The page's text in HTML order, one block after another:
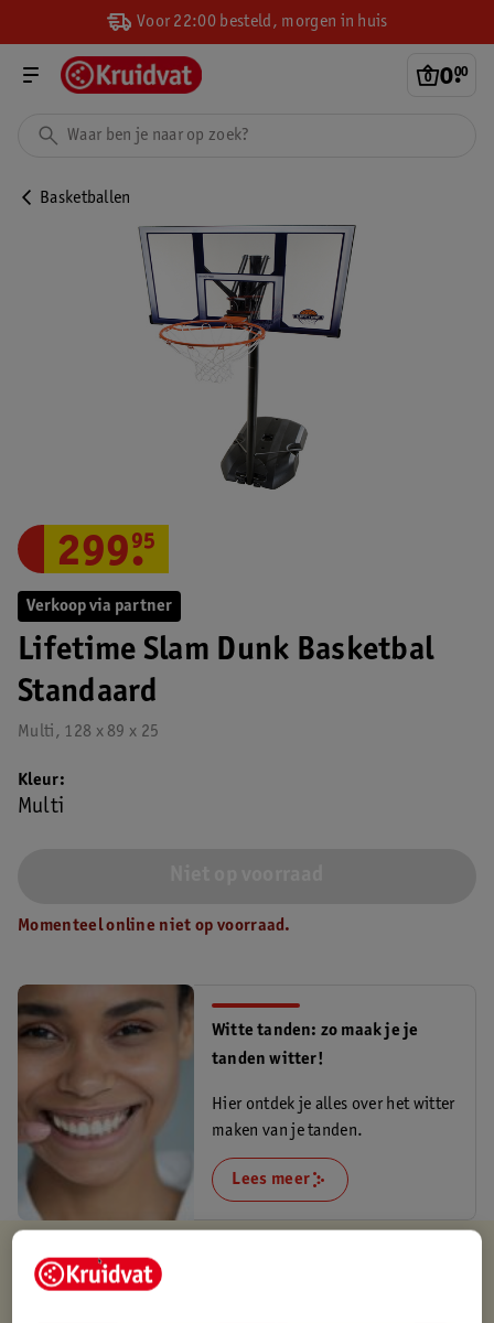
Voor 22:00 besteld, morgen in huis
0.
00
Basketballen
Verkoop via partner
Lifetime Slam Dunk Basketbal
Standaard
Multi, 128 x 89 x 25
299.
95
Kleur
Multi
Momenteel online niet op voorraad.
Witte tanden: zo maak je je
tanden witter!
Hier ontdek je alles over het witter
maken van je tanden.
Lees meer
Verkocht en verstuurd door